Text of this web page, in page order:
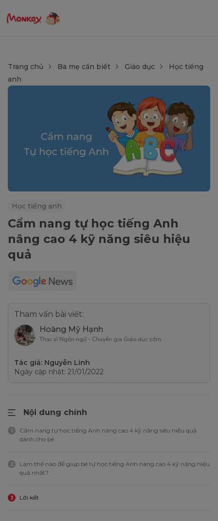
Trang chủ Ba mẹ cần biết Giáo dục
Học tiếng
anh
Học tiếng anh
Cẩm nang tự học tiếng Anh
nâng cao 4 kỹ năng siêu hiệu
quả
Tham vấn bài viết:
Hoàng Mỹ Hạnh
Thạc sĩ Ngôn ngữ - Chuyên gia Giáo dục sớm
Tác giả: Nguyễn Linh
Ngày cập nhật: 21/01/2022
Nội dung chính
1
Cẩm nang tự học tiếng Anh nâng cao 4 kỹ năng siêu hiệu quả
dành cho bé
2
Làm thế nào để giúp bé tự học tiếng Anh nâng cao 4 kỹ năng hiệu
quả nhất?
3 Lời kết